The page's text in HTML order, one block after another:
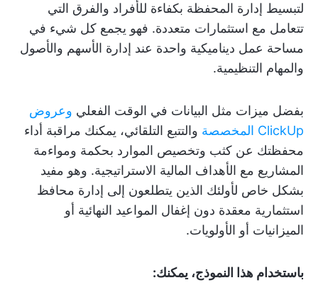
لتبسيط إدارة المحفظة بكفاءة للأفراد والفرق التي
تتعامل مع استثمارات متعددة. فهو يجمع كل شيء في
مساحة عمل ديناميكية واحدة عند إدارة الأسهم والأصول
والمهام التنظيمية.
بفضل ميزات مثل البيانات في الوقت الفعلي وعروض
ClickUp المخصصة
والتتبع التلقائي، يمكنك مراقبة أداء
محفظتك عن كثب وتخصيص الموارد بحكمة ومواءمة
المشاريع مع الأهداف المالية الاستراتيجية. وهو مفيد
بشكل خاص لأولئك الذين يتطلعون إلى إدارة محافظ
استثمارية معقدة دون إغفال المواعيد النهائية أو
الميزانيات أو الأولويات.
باستخدام هذا النموذج، يمكنك: